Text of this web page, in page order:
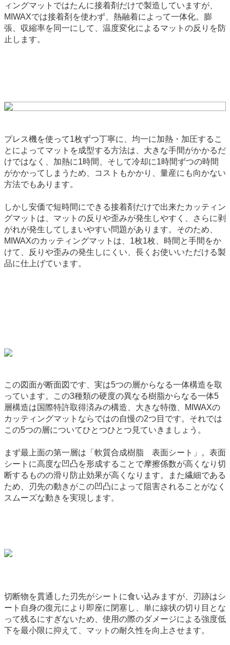
ィングマットではたんに接着剤だけで製造していますが、
MIWAXでは接着剤を使わず、熱融着によって一体化。膨
張、収縮率を同一にして、温度変化によるマットの反りを防
止します。
プレス機を使って1枚ずつ丁寧に、均一に加熱・加圧するこ
とによってマットを成型する方法は、大きな手間がかかるだ
けではなく、加熱に1時間、そして冷却に1時間ずつの時間
がかかってしまうため、コストもかかり、量産にも向かない
方法でもあります。
しかし安価で短時間にできる接着剤だけで出来たカッティン
グマットは、マットの反りや歪みが発生しやすく、さらに剥
がれが発生してしまいやすい問題があります。そのため、
MIWAXのカッティングマットは、1枚1枚、時間と手間をか
けて、反りや歪みの発生しにくい、長くお使いいただける製
品に仕上げています。
この図面が断面図です、実は5つの層からなる一体構造を取
っています。この3種類の硬度の異なる樹脂からなる一体5
層構造は国際特許取得済みの構造、大きな特徴、MIWAXの
カッティングマットならではの自慢の2つ目です。それでは
この5つの層についてひとつひとつ見ていきましょう。
まず最上面の第一層は「軟質合成樹脂 表面シート」。表面
シートに高度な凹凸を形成することで摩擦係数が高くなり切
断するものの滑り防止効果が高くなります。また繊細である
ため、刃先の動きがこの凹凸によって阻害されることがなく
スムーズな動きを実現します。
切断物を貫通した刃先がシートに食い込みますが、刃跡はシ
ート自身の復元により即座に閉塞し、単に線状の切り目とな
って残るにすぎないため、使用の際のダメージによる強度低
下を最小限に抑えて、マットの耐久性を向上させます。